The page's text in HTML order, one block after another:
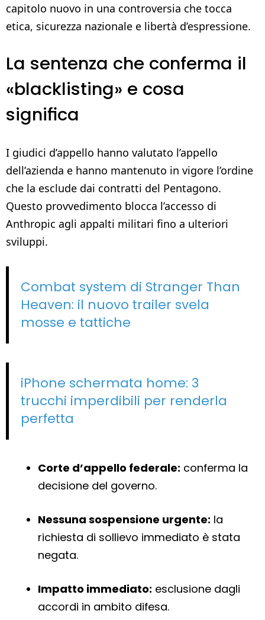
capitolo nuovo in una controversia che tocca
etica, sicurezza nazionale e libertà d’espressione.
La sentenza che conferma il
«blacklisting» e cosa
significa
I giudici d’appello hanno valutato l’appello
dell’azienda e hanno mantenuto in vigore l’ordine
che la esclude dai contratti del Pentagono.
Questo provvedimento blocca l’accesso di
Anthropic agli appalti militari fino a ulteriori
sviluppi.
Combat system di Stranger Than
Heaven: il nuovo trailer svela
mosse e tattiche
iPhone schermata home: 3
trucchi imperdibili per renderla
perfetta
Corte d’appello federale: conferma la
decisione del governo.
Nessuna sospensione urgente: la
richiesta di sollievo immediato è stata
negata.
Impatto immediato: esclusione dagli
accordi in ambito difesa.